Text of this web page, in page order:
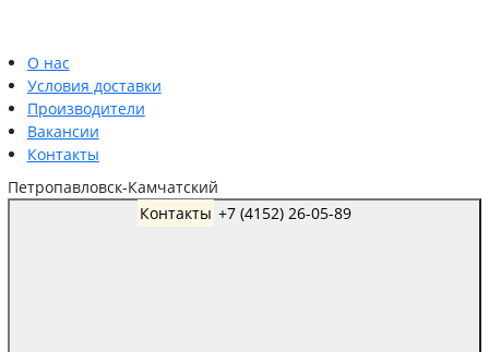
О нас
Условия доставки
Производители
Вакансии
Контакты
Петропавловск-Камчатский
Контакты